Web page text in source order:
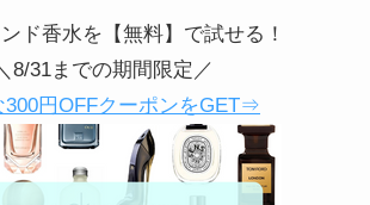
ド香水を【無料】で試せる！
8/31までの期間限定／
300円OFFクーポンをGET⇒